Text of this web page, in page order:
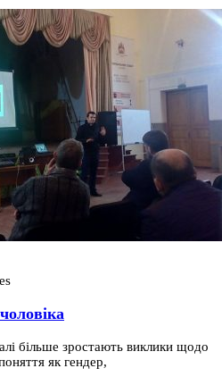
більше зростають виклики щодо
як гендер,